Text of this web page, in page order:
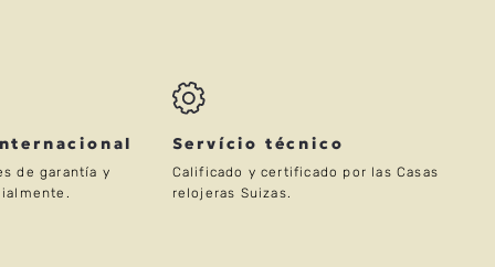
de garantía y
Servício técnico
Calificado y certificado por las Casas
relojeras Suizas.